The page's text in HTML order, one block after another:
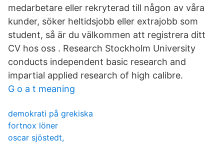
medarbetare eller rekryterad till någon av våra
kunder, söker heltidsjobb eller extrajobb som
student, så är du välkommen att registrera ditt
CV hos oss . Research Stockholm University
conducts independent basic research and
impartial applied research of high calibre.
G o a t meaning
demokrati på grekiska
fortnox löner
oscar sjöstedt,